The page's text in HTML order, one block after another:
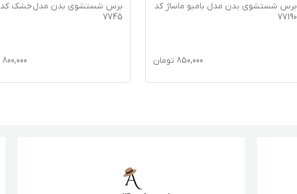
برس شستشوی بدن مدل بامبو ماساژ کد
77190
850,000 تومان
برس شستشوی بدن مدل خشک کد
7745
800,000